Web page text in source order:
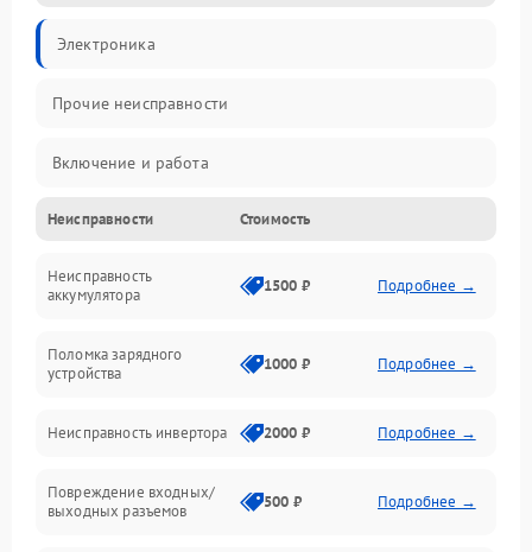
Электроника
Прочие неисправности
Включение и работа
Работа с нагрузкой
Звук и индикация
Механические повреждения
Неисправности Стоимость
Неисправность
аккумулятора
1500 ₽ Подробнее →
Поломка зарядного
устройства
1000 ₽ Подробнее →
Неисправность инвертора 2000 ₽ Подробнее →
Повреждение входных/
выходных разъемов
500 ₽ Подробнее →